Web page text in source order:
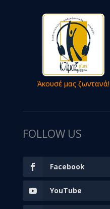
Άκουσέ μας ζωντανά!
FOLLOW US
Facebook
YouTube